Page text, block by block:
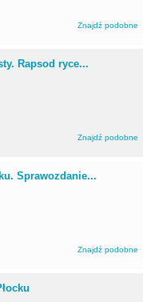
Znajdź podobne
Rapsod ryce...
Znajdź podobne
Sprawozdanie...
Znajdź podobne